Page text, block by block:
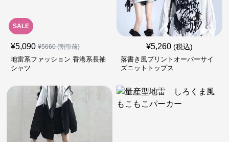
SALE
¥5,090 ¥5660(割引前)
地雷系ファッション 香港系長袖
シャツ
¥5,260 (税込)
落書き風プリントオーバーサイ
ズニットトップス